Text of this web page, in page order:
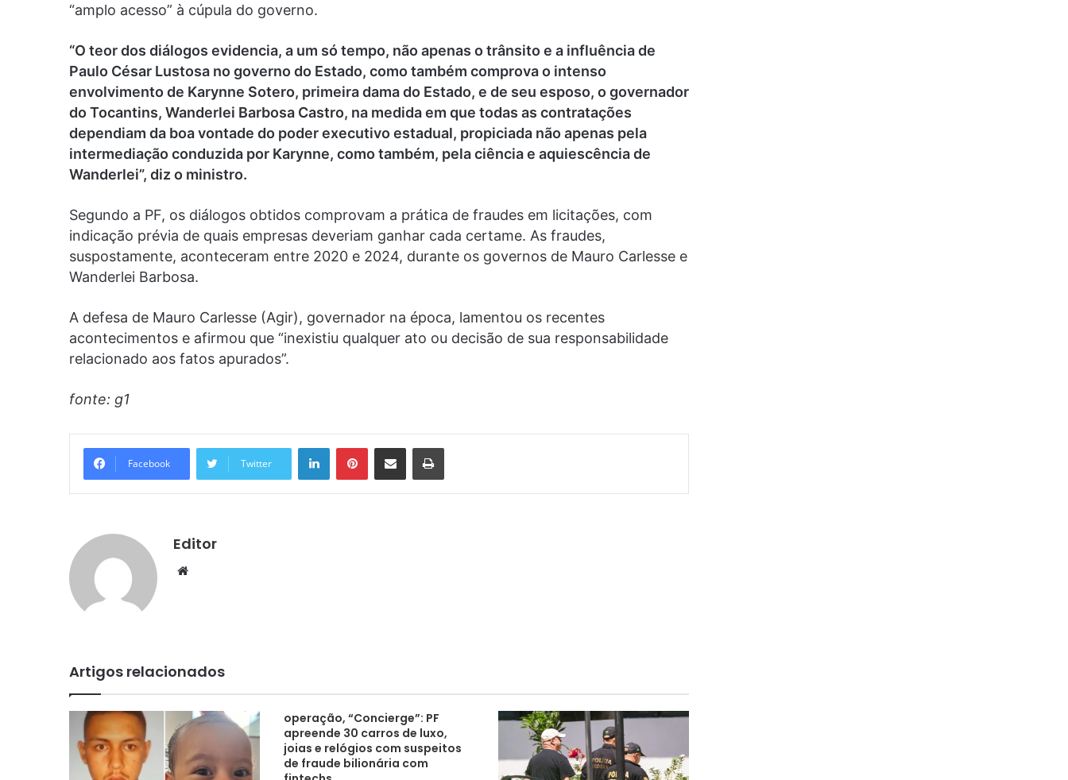
“amplo acesso” à cúpula do governo.
“O teor dos diálogos evidencia, a um só tempo, não apenas o trânsito e a influência de
Paulo César Lustosa no governo do Estado, como também comprova o intenso
envolvimento de Karynne Sotero, primeira dama do Estado, e de seu esposo, o governador
do Tocantins, Wanderlei Barbosa Castro, na medida em que todas as contratações
dependiam da boa vontade do poder executivo estadual, propiciada não apenas pela
intermediação conduzida por Karynne, como também, pela ciência e aquiescência de
Wanderlei”, diz o ministro.
Segundo a PF, os diálogos obtidos comprovam a prática de fraudes em licitações, com
indicação prévia de quais empresas deveriam ganhar cada certame. As fraudes,
suspostamente, aconteceram entre 2020 e 2024, durante os governos de Mauro Carlesse e
Wanderlei Barbosa.
A defesa de Mauro Carlesse (Agir), governador na época, lamentou os recentes
acontecimentos e afirmou que “inexistiu qualquer ato ou decisão de sua responsabilidade
relacionado aos fatos apurados”.
fonte: g1
Facebook Twitter
LinkedinPinterestCompartilhar via e-mail Imprimir
Editor
Website
Artigos relacionados
operação, “Concierge”: PF
apreende 30 carros de luxo,
joias e relógios com suspeitos
de fraude bilionária com